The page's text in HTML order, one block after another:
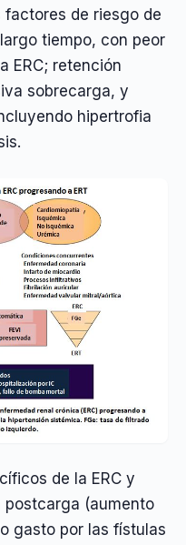
factores de riesgo de
tiempo, con peor
ERC; retención
sobrecarga, y
hipertrofia
de la ERC y
postcarga (aumento
gasto por las fístulas